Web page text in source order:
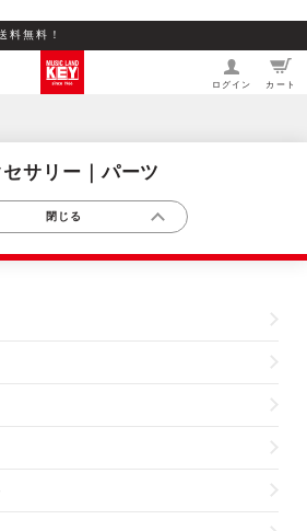
料無料！
ログイン カート
セサリー｜パーツ